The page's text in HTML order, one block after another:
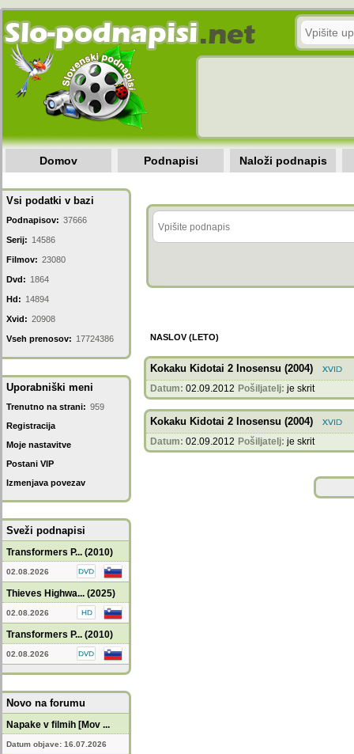
Domov Podnapisi Naloži podnapis
Vsi podatki v bazi
Podnapisov: 37666
Serij: 14586
Filmov: 23080
Dvd: 1864
Hd: 14894
Xvid: 20908
Vseh prenosov: 17724386
Uporabniški meni
Trenutno na strani: 959
Registracija
Moje nastavitve
Postani VIP
Izmenjava povezav
Sveži podnapisi
Transformers P... (2010)
02.08.2026
Thieves Highwa... (2025)
02.08.2026
Transformers P... (2010)
02.08.2026
Novo na forumu
Napake v filmih [Mov ...
Datum objave: 16.07.2026
NASLOV (LETO)
Kokaku Kidotai 2 Inosensu (2004)
Datum: 02.09.2012 Pošiljatelj: je skrit
Kokaku Kidotai 2 Inosensu (2004)
Datum: 02.09.2012 Pošiljatelj: je skrit